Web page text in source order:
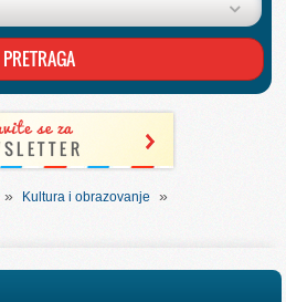
» Kultura i obrazovanje »